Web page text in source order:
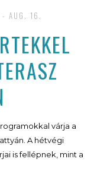
AUG. 16.
várja a
A hétvégi
is fellépnek, mint a